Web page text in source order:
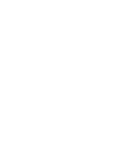
Sachê Contém Aprox.: 10gr
Para Empresas,comercio O Melhor E